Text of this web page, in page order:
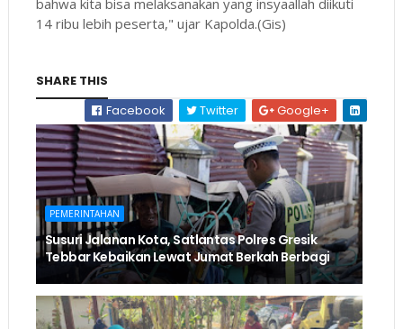
14 ribu lebih peserta," ujar Kapolda.(Gis)
SHARE THIS
Facebook
Twitter Google+
PEMERINTAHAN
Susuri Jalanan Kota, Satlantas Polres Gresik
Tebbar Kebaikan Lewat Jumat Berkah Berbagi